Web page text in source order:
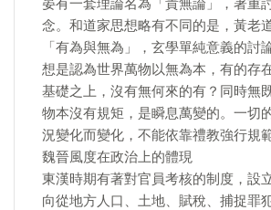
晏有一套理論名為「貴無論」，著重
念。和道家思想略有不同的是，黃老
「有為與無為」，玄學單純意義的討
想是認為世界萬物以無為本，有的存
基礎之上，沒有無何來的有？同時無
物本沒有規矩，是瞬息萬變的。一切
況變化而變化，不能依靠禮教強行規範
魏晉風度在政治上的體現
東漢時期有著對官員考核的制度，設
向從地方人口、土地、賦稅、捕捉罪